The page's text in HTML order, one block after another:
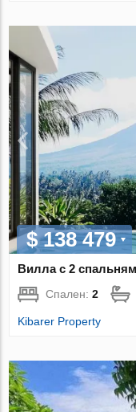
$ 138 479
Вилла с 2
Спален:2
Kibarer Property